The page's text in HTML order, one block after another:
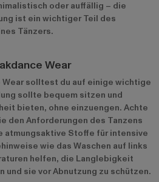
oder auffällig – die
ist ein wichtiger Teil des
Tänzers.
Wear
Wear solltest du auf einige wichtige
sollte bequem sitzen und
bieten, ohne einzuengen. Achte
den Anforderungen des Tanzens
atmungsaktive Stoffe für intensive
wie das Waschen auf links
helfen, die Langlebigkeit
und sie vor Abnutzung zu schützen.